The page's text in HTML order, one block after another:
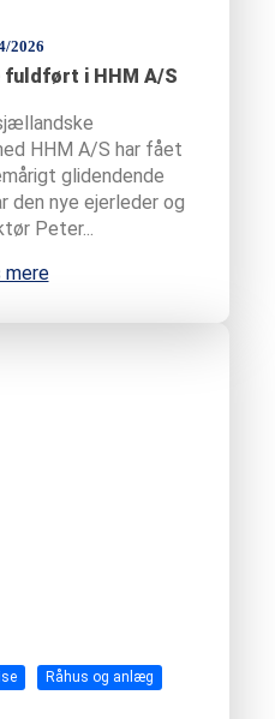
2026
i HHM A/S
HHM A/S har fået
glidendende
den nye ejerleder og
Peter...
Råhus og anlæg